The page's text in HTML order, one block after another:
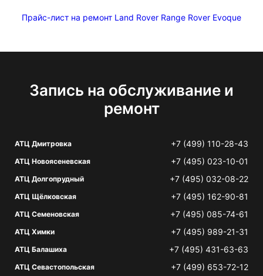
Прайс-лист на ремонт Land Rover Range Rover Evoque
Запись на обслуживание и
ремонт
АТЦ Дмитровка +7 (499) 110-28-43
АТЦ Новоясеневская +7 (495) 023-10-01
АТЦ Долгопрудный +7 (495) 032-08-22
АТЦ Щёлковская +7 (495) 162-90-81
АТЦ Семеновская +7 (495) 085-74-61
АТЦ Химки +7 (495) 989-21-31
АТЦ Балашиха +7 (495) 431-63-63
АТЦ Севастопольская +7 (499) 653-72-12